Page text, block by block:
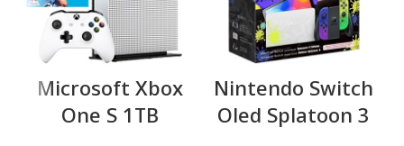
Nintendo Switch
Oled Splatoon 3
Microsoft Xbox
One S 1TB